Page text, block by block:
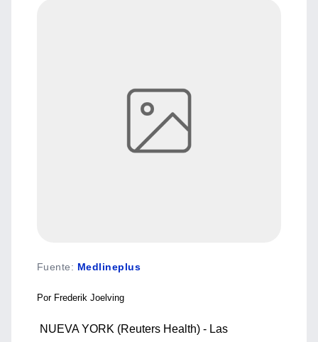
Fuente: Medlineplus
Por Frederik Joelving
NUEVA YORK (Reuters Health) - Las